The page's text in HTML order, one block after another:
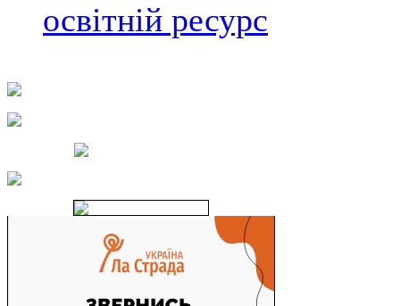
освітній ресурс